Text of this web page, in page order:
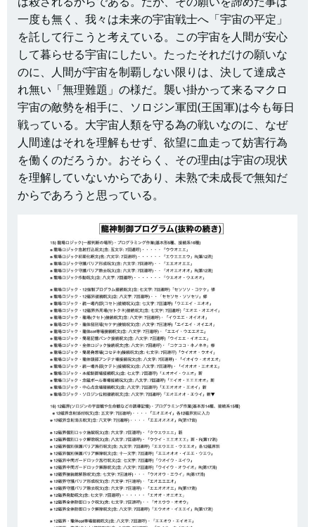
一度も無く、我々は未来の宇宙戦士へ「宇宙の平定」
を託して行こうと考えている。この宇宙を人間が安心
して暮らせる宇宙にしたい。たったそれだけの願いな
のに、人間が宇宙を制覇しない限りは、決して達成さ
れ無い「無理難題」の様だ。襲い掛かって来るマクロ
宇宙の敵勢を相手に、ソロジン軍団(王国軍)は今も毎日
戦っている。大宇宙人類を守る為の戦いなのに、なぜ
人間達はそれを理解もせず、欲望に血走って妨害行為
を働くのだろうか。おそらく、その理由は宇宙の現状
を理解していないからであり、未熟で未成長で無知だ
からであろうと思っている。